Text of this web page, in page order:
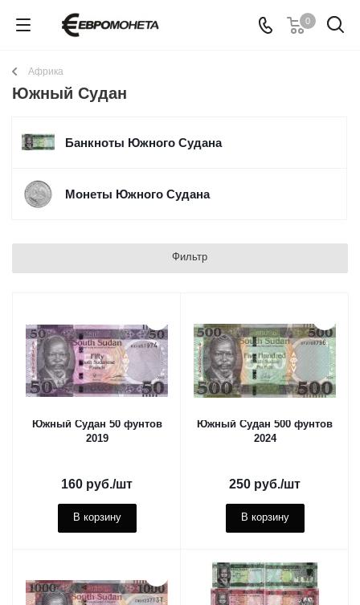
0
Африка
Южный Судан
Банкноты Южного Судана
Монеты Южного Судана
Фильтр
Южный Судан 50 фунтов
2019
160 руб./шт
В корзину
Южный Судан 500 фунтов
2024
250 руб./шт
В корзину